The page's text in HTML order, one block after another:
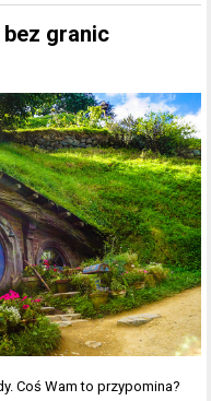
granic
Coś Wam to przypomina?